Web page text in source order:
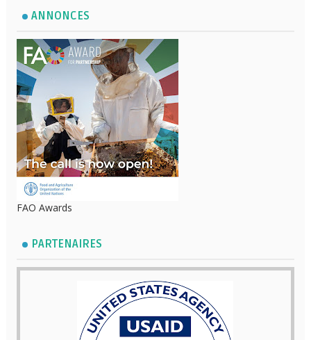
ANNONCES
FAO Awards
PARTENAIRES